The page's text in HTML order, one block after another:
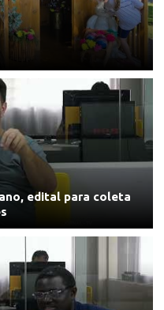
edital para coleta